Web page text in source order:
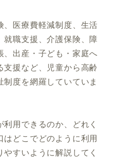
、医療費軽減制度、生活
就職支援、介護保険、障
、出産・子ども・家庭へ
支援など、児童から高齢
度を網羅していていま
用できるのか、どれく
はどこでどのように利用
すいように解説してく